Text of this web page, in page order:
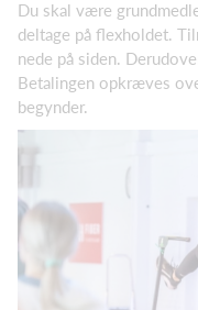
Du skal være
deltage på flexholdet.
nede på siden.
Betalingen opkræves
begynder.